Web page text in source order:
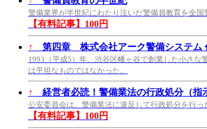
警備業界が半世紀にわたり注いだ警備員教育を全
【有料記事】100円
↑ 第四章 株式会社アーク警備システム
1993（平成5）年、渋谷区幡ヶ谷で創業した小さ
は平坦なものではなかった。
↑ 経営者必読！警備業法の行政処分（指
公安委員会は、警備業法に違反して行政処分を行
【有料記事】100円